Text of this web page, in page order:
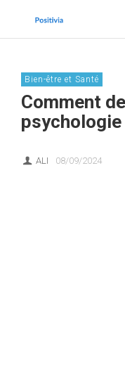
Bien-être et Santé
Comment
psychologie
ALI 08/09/2024